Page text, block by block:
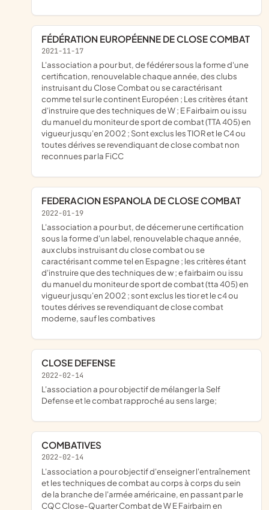
FÉDÉRATION EUROPÉENNE DE CLOSE COMBAT
2021-11-17
l'association a pour but, de fédérer sous la forme d'une
certification, renouvelable chaque année, des clubs
instruisant du Close Combat ou se caractérisant
comme tel sur le continent Européen ; Les critères étant
d'instruire que des techniques de W ; E Fairbairn ou issu
du manuel du moniteur de sport de combat (TTA 405) en
vigueur jusqu'en 2002 ; Sont exclus les TIOR et le C4 ou
toutes dérives se revendiquant de close combat non
reconnues par la FiCC
FEDERACION ESPANOLA DE CLOSE COMBAT
2022-01-19
l'association a pour but, de décerner une certification
sous la forme d'un label, renouvelable chaque année,
aux clubs instruisant du close combat ou se
caractérisant comme tel en Espagne ; les critères étant
d'instruire que des techniques de w ; e fairbairn ou issu
du manuel du moniteur de sport de combat (tta 405) en
vigueur jusqu'en 2002 ; sont exclus les tior et le c4 ou
toutes dérives se revendiquant de close combat
moderne, sauf les combatives
CLOSE DEFENSE
2022-02-14
l'association a pour objectif de mélanger la Self
Defense et le combat rapproché au sens large;
COMBATIVES
2022-02-14
l'association a pour objectif d'enseigner l'entraînement
et les techniques de combat au corps à corps du sein
de la branche de l'armée américaine, en passant par le
CQC Close-Quarter Combat de W E Fairbairn en